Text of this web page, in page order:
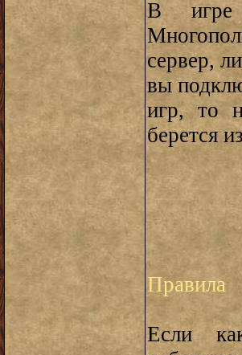
В игре
сервер,
вы
игр, то
берется
Правила
Если